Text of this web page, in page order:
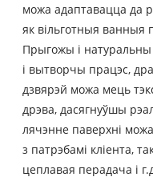
можа адаптавацца да
як вільготныя ванныя
Прыгожы і
і вытворчы працэс,
дзвярэй можа мець
дрэва, дасягнуўшы
лячэнне паверхні
з патрэбамі кліента,
цеплавая перадача і